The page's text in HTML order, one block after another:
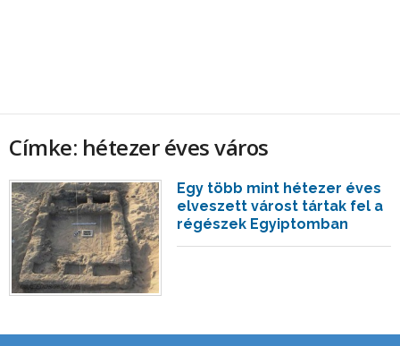
Címke: hétezer éves város
Egy több mint hétezer éves
elveszett várost tártak fel a
régészek Egyiptomban